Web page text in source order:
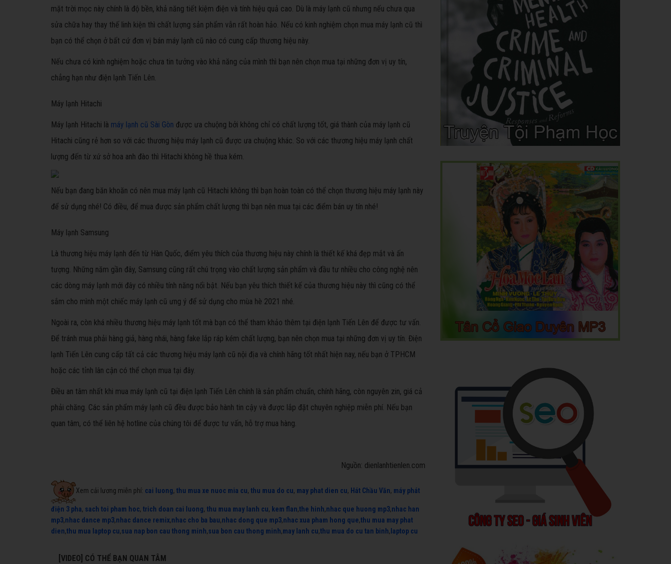
mặt trời mọc này chính là độ bền, khả năng tiết kiệm điện và tính hiệu quả cao. Dù là máy lạnh cũ nhưng nếu chưa qua
sửa chữa hay thay thế linh kiện thì chất lượng sản phẩm vẫn rất hoàn hảo. Nếu có kinh nghiệm chọn mua máy lạnh cũ thì
bạn có thể chọn ở bất cứ đơn vị bán máy lạnh cũ nào có cung cấp thương hiệu này.
Nếu chưa có kinh nghiệm hoặc chưa tin tưởng vào khả năng của mình thì bạn nên chọn mua tại những đơn vị uy tín,
chẳng hạn như điện lạnh Tiến Lên.
Máy lạnh Hitachi
Máy lạnh Hitachi là máy lạnh cũ Sài Gòn được ưa chuộng bởi không chỉ có chất lượng tốt, giá thành của máy lạnh cũ
Hitachi cũng rẻ hơn so với các thương hiệu máy lạnh cũ được ưa chuộng khác. So với các thương hiệu máy lạnh chất
lượng đến từ xứ sở hoa anh đào thì Hitachi không hề thua kém.
Nếu bạn đang băn khoăn có nên mua máy lạnh cũ Hitachi không thì bạn hoàn toàn có thể chọn thương hiệu máy lạnh này
để sử dụng nhé! Có điều, để mua được sản phẩm chất lượng thì bạn nên mua tại các điểm bán uy tín nhé!
Máy lạnh Samsung
Là thương hiệu máy lạnh đến từ Hàn Quốc, điểm yêu thích của thương hiệu này chính là thiết kế khá đẹp mắt và ấn
tượng. Những năm gần đây, Samsung cũng rất chú trọng vào chất lượng sản phẩm và đầu tư nhiều cho công nghệ nên
các dòng máy lạnh mới đây có nhiều tính năng nổi bật. Nếu bạn yêu thích thiết kế của thương hiệu này thì cũng có thể
sắm cho mình một chiếc máy lạnh cũ ưng ý để sử dụng cho mùa hè 2021 nhé.
Ngoài ra, còn khá nhiều thương hiệu máy lạnh tốt mà bạn có thể tham khảo thêm tại điện lạnh Tiến Lên để được tư vấn.
Để tránh mua phải hàng giả, hàng nhái, hàng fake lắp ráp kém chất lượng, bạn nên chọn mua tại những đơn vị uy tín. Điện
lạnh Tiến Lên cung cấp tất cả các thương hiệu máy lạnh cũ nội địa và chính hãng tốt nhất hiện nay, nếu bạn ở TPHCM
hoặc các tỉnh lân cận có thể chọn mua tại đây.
Điều an tâm nhất khi mua máy lạnh cũ tại điện lạnh Tiến Lên chính là sản phẩm chuẩn, chính hãng, còn nguyên zin, giá cả
phải chăng. Các sản phẩm máy lạnh cũ đều được bảo hành tin cậy và được lắp đặt chuyên nghiệp miễn phí. Nếu bạn
quan tâm, có thể liên hệ hotline của chúng tôi để được tư vấn, hỗ trợ mua hàng.
Nguồn: dienlanhtienlen.com
Xem cải lương miễn phí: cai luong, thu mua xe nuoc mia cu, thu mua do cu, may phat dien cu, Hát Chầu Văn, máy phát
điện 3 pha, sach toi pham hoc, trich doan cai luong, thu mua may lanh cu, kem flan,the hinh,nhac que huong mp3,nhac han
mp3,nhac dance mp3,nhac dance remix,nhac cho ba bau,nhac dong que mp3,nhac xua pham hong que,thu mua may phat
dien,thu mua laptop cu,sua nap bon cau thong minh,sua bon cau thong minh,may lanh cu,thu mua do cu tan binh, laptop cu
[VIDEO] CÓ THỂ BẠN QUAN TÂM